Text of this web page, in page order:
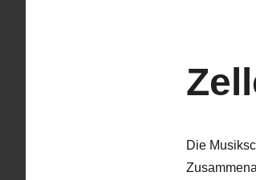
Die